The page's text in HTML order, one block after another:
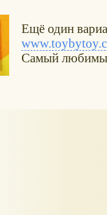
Ещё один
Самый